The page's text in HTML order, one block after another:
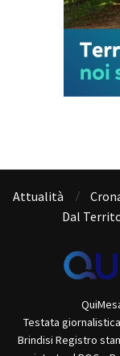
Attualità
Dal
Testata
Brindisi Registro